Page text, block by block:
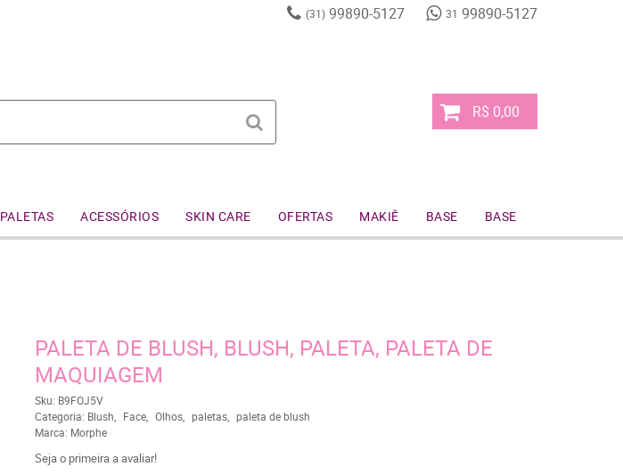
(31)99890-5127 31 99890-5127
R$ 0,00
PALETAS ACESSÓRIOS SKIN CARE OFERTAS MAKIÊ BASE BASE
PALETA DE BLUSH, BLUSH, PALETA, PALETA DE
MAQUIAGEM
Sku: B9FOJ5V
Categoria: Blush Face Olhos paletas
paleta de blush
Marca: Morphe
Seja o primeira a avaliar!